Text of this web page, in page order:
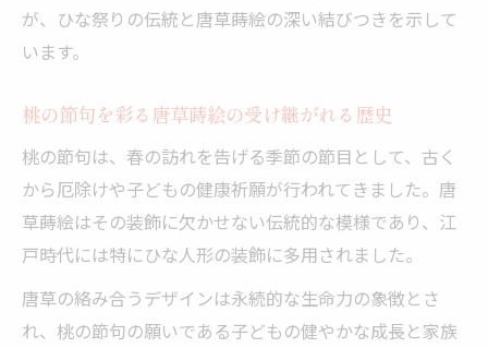
が、ひな祭りの伝統と唐草蒔絵の深い結びつきを示して
います。
桃の節句を彩る唐草蒔絵の受け継がれる歴史
桃の節句は、春の訪れを告げる季節の節目として、古く
から厄除けや子どもの健康祈願が行われてきました。唐
草蒔絵はその装飾に欠かせない伝統的な模様であり、江
戸時代には特にひな人形の装飾に多用されました。
唐草の絡み合うデザインは永続的な生命力の象徴とさ
れ、桃の節句の願いである子どもの健やかな成長と家族